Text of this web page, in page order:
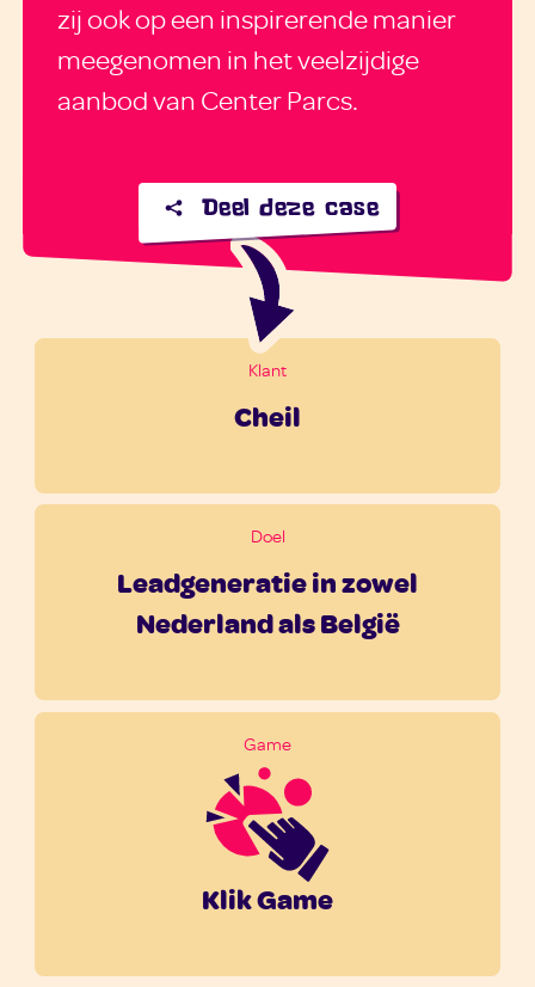
zij ook op een inspirerende manier
meegenomen in het veelzijdige
aanbod van Center Parcs.
Deel deze case
Klant
Cheil
Doel
Leadgeneratie in zowel
Nederland als België
Game
Klik Game